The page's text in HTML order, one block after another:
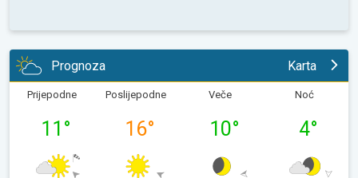
Prognoza Karta
Prijepodne
11 °
Poslijepodne
16°
Veče
10°
Noć
4°